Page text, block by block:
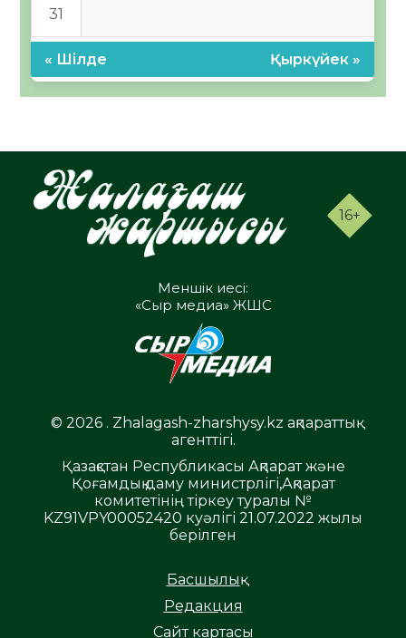
31
« Шілде Қыркүйек »
16+
Меншік иесі:
«Сыр медиа» ЖШС
© 2026 . Zhalagash-zharshysy.kz ақпараттық
агенттігі.
Қазақстан Республикасы Ақпарат және
Қоғамдық даму министрлігі,Ақпарат
комитетінің тіркеу туралы №
KZ91VPY00052420 куәлігі 21.07.2022 жылы
берілген
Басшылық
Редакция
Сайт картасы